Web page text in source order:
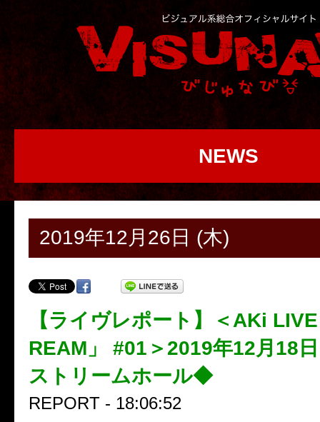
NEWS
2019年12月26日 (木)
【ライヴレポート】＜AKi
REAM」 #01＞2019年12月18
ストリームホール◆
REPORT - 18:06:52